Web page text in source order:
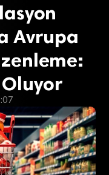
Avrupa
Oluyor